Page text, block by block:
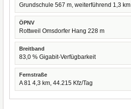
Grundschule 567 m, weiterführend 1,3 km
ÖPNV
Rottweil Omsdorfer Hang 228 m
Breitband
83,0 % Gigabit-Verfügbarkeit
Fernstraße
A 81 4,3 km, 44.215 Kfz/Tag